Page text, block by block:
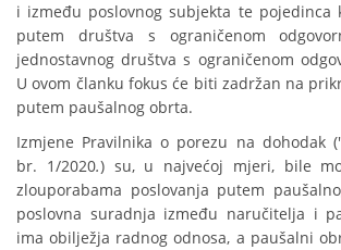
i između poslovnog subjekta te pojedinca
putem društva s ograničenom
jednostavnog društva s ograničenom
U ovom članku fokus će biti zadržan na
putem paušalnog obrta.
Izmjene Pravilnika o porezu na dohodak
br. 1/2020.) su, u najvećoj mjeri, bile
zlouporabama poslovanja putem
poslovna suradnja između naručitelja i
ima obilježja radnog odnosa, a paušalni